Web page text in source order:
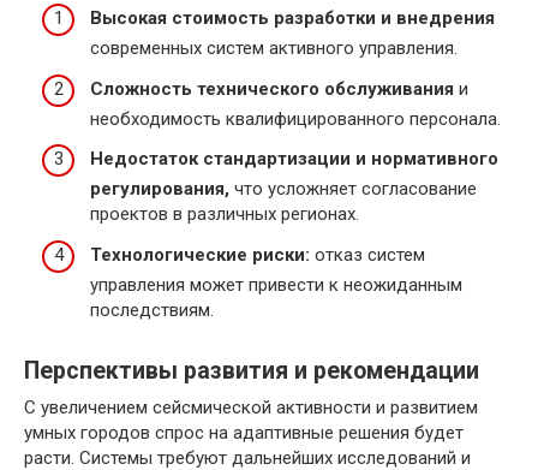
Высокая стоимость разработки и внедрения
современных систем активного управления.
Сложность технического обслуживания и
необходимость квалифицированного персонала.
Недостаток стандартизации и нормативного
регулирования, что усложняет согласование
проектов в различных регионах.
Технологические риски: отказ систем
управления может привести к неожиданным
последствиям.
Перспективы развития и рекомендации
С увеличением сейсмической активности и развитием
умных городов спрос на адаптивные решения будет
расти. Системы требуют дальнейших исследований и